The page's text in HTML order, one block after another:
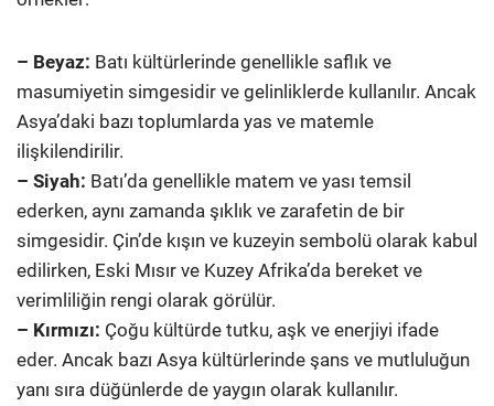
– Beyaz: Batı kültürlerinde genellikle saflık ve
masumiyetin simgesidir ve gelinliklerde kullanılır. Ancak
Asya’daki bazı toplumlarda yas ve matemle
ilişkilendirilir.
– Siyah: Batı’da genellikle matem ve yası temsil
ederken, aynı zamanda şıklık ve zarafetin de bir
simgesidir. Çin’de kışın ve kuzeyin sembolü olarak kabul
edilirken, Eski Mısır ve Kuzey Afrika’da bereket ve
verimliliğin rengi olarak görülür.
– Kırmızı: Çoğu kültürde tutku, aşk ve enerjiyi ifade
eder. Ancak bazı Asya kültürlerinde şans ve mutluluğun
yanı sıra düğünlerde de yaygın olarak kullanılır.